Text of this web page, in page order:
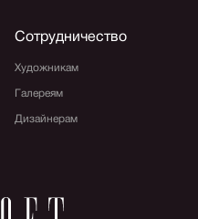
Сотрудничество
Художникам
Галереям
Дизайнерам